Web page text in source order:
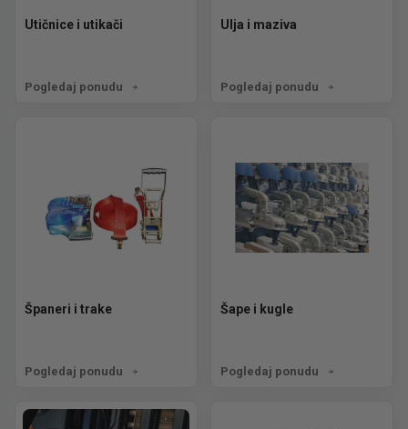
Utičnice i utikači
Pogledaj ponudu
Ulja i maziva
Pogledaj ponudu
Španeri i trake
Pogledaj ponudu
Šape i kugle
Pogledaj ponudu